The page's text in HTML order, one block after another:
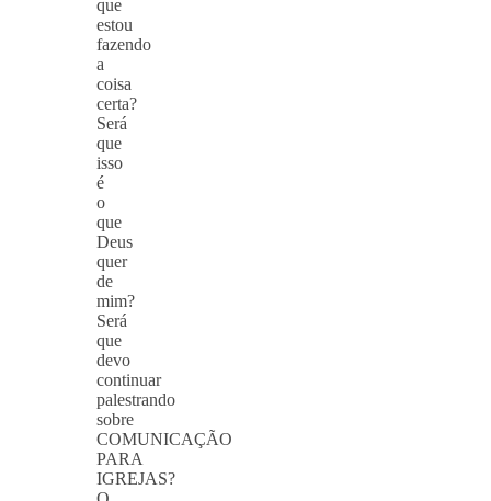
que
estou
fazendo
a
coisa
certa?
Será
que
isso
é
o
que
Deus
quer
de
mim?
Será
que
devo
continuar
palestrando
sobre
COMUNICAÇÃO
PARA
IGREJAS?